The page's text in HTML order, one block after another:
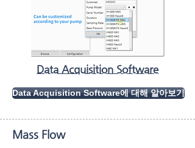
Data Acquisition Software
Data Acquisition Software에 대해 알아보기
Mass Flow